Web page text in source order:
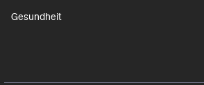
Gesundheit